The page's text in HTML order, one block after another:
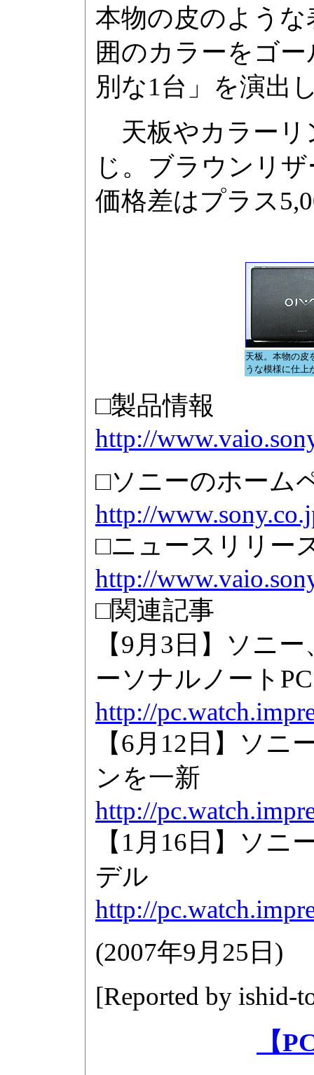
本物の皮のよう
囲のカラーをゴ
別な1台」を演出
天板やカラーリ
じ。ブラウンリ
価格差はプラス
天板。本物の皮
うな模様に仕上
□製品情報
http://
□ソニーのホーム
http://
□ニュースリリー
http://
□関連記事
【9月3日】ソニ
ーソナルノート
http://
【6月12日】ソニ
ンを一新
http://
【1月16日】ソニ
デル
http://
(2007年9月25日 )
[Reported by ishid-
【